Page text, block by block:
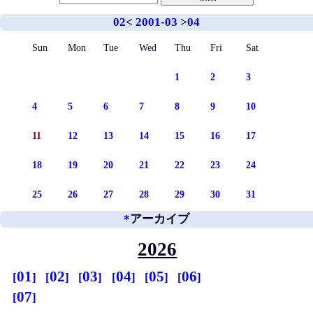
02< 2001-03 >04
Sun Mon Tue Wed Thu Fri Sat
1 2 3
4 5 6 7 8 9 10
11 12 13 14 15 16 17
18 19 20 21 22 23 24
25 26 27 28 29 30 31
*アーカイブ
2026
01 02 03 04 05
06
07